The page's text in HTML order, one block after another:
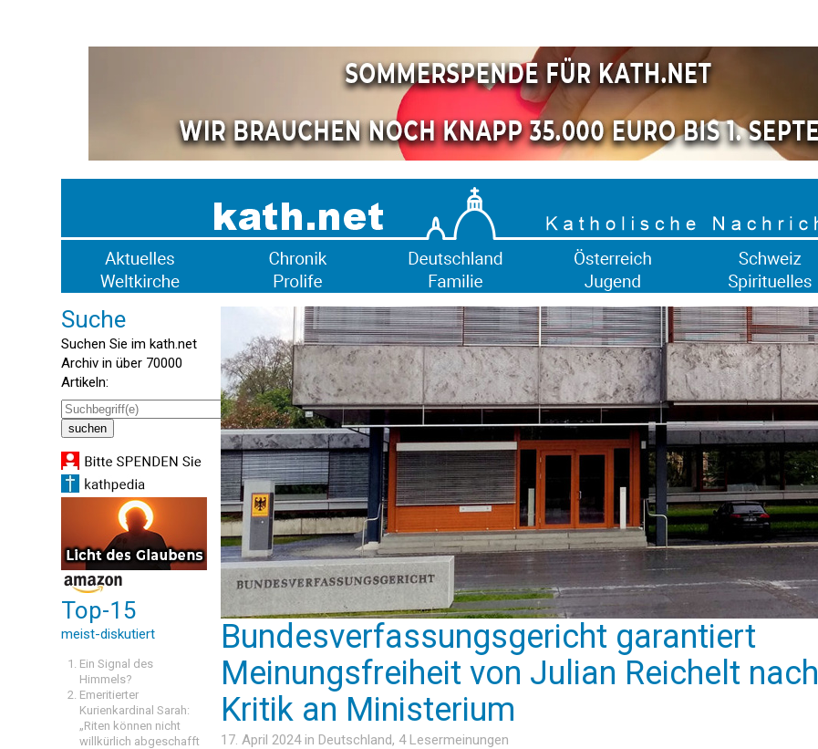
Suche
Suchen Sie im kath.net
Archiv in über 70000
Artikeln:
Top-15
meist-diskutiert
Ein Signal des
Himmels?
Emeritierter
Kurienkardinal Sarah:
„Riten können nicht
willkürlich abgeschafft
Bundesverfassungsgericht garantiert
Meinungsfreiheit von Julian Reichelt nach
Kritik an Ministerium
17. April 2024 in Deutschland, 4 Lesermeinungen